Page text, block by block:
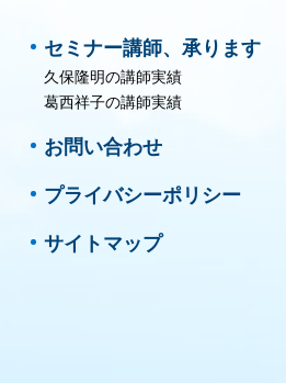
セミナー講師、承ります
久保隆明の講師実績
葛西祥子の講師実績
お問い合わせ
プライバシーポリシー
サイトマップ